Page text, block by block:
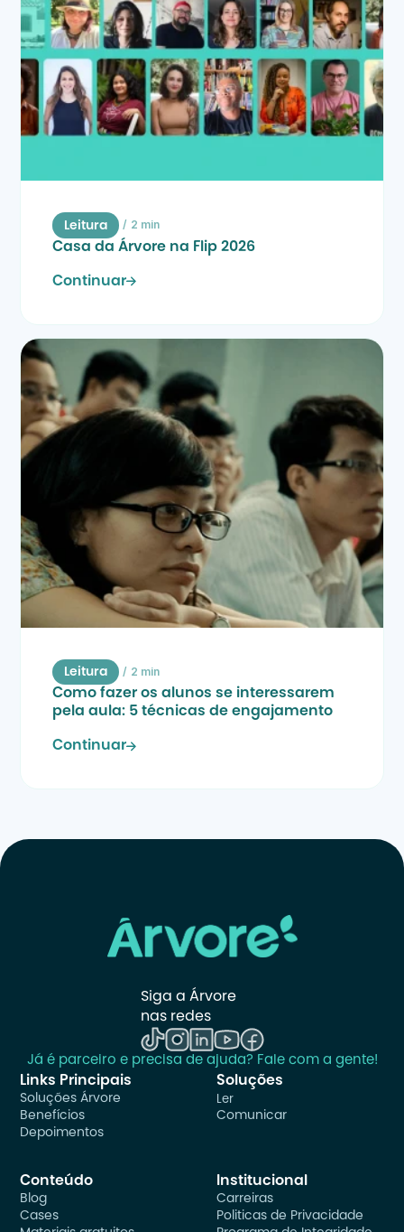
Leitura / 2 min
Casa da Árvore na Flip 2026
Continuar
Leitura / 2 min
Como fazer os alunos se interessarem
pela aula: 5 técnicas de engajamento
Continuar
Siga a Árvore
nas redes
Já é parceiro e precisa de ajuda? Fale com a gente!
Links Principais
Soluções Árvore
Benefícios
Depoimentos
Soluções
Ler
Comunicar
Conteúdo
Blog
Cases
Institucional
Carreiras
Politicas de Privacidade